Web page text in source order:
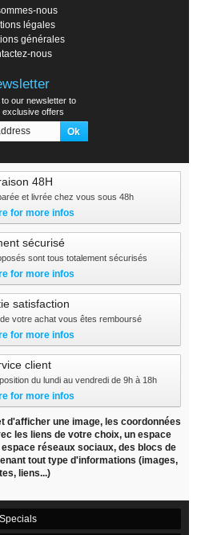
nous
légales
générales
nous
our newsletter to
exclusive offers
48H
et livrée chez vous sous 48h
for more infos
sécurisé
sont tous totalement sécurisés
for more infos
satisfaction
votre achat vous êtes remboursé
for more infos
client
du lundi au vendredi de 9h à 18h
for more infos
d'afficher une image, les coordonnées
les liens de votre choix, un espace
réseaux sociaux, des blocs de
tout type d'informations (images,
liens...)
Specials